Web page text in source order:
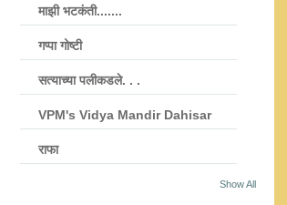
माझी भटकंती.......
गप्पा गोष्टी
सत्याच्या पलीकडले. . .
VPM's Vidya Mandir Dahisar
राफा
Show All